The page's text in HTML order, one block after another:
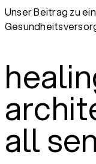
Unser Beitrag zu
all